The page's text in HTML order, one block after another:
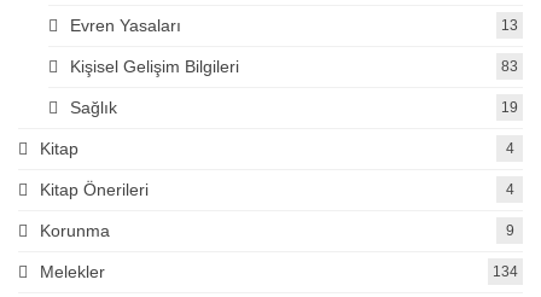
Evren Yasaları 13
Kişisel Gelişim Bilgileri 83
Sağlık 19
Kitap 4
Kitap Önerileri 4
Korunma 9
Melekler 134